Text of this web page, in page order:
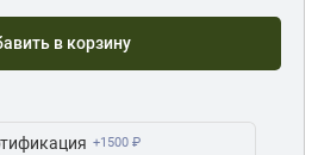
в корзину
+1500 ₽